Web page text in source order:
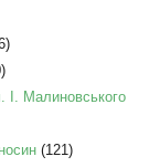
І. Малиновського
(121)